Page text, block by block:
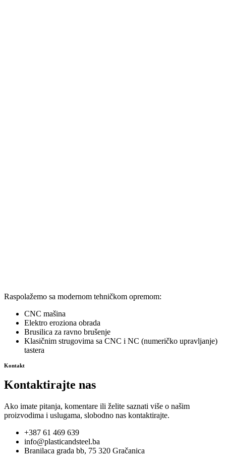
Raspolažemo sa modernom tehničkom opremom:
CNC mašina
Elektro eroziona obrada
Brusilica za ravno brušenje
Klasičnim strugovima sa CNC i NC (numeričko upravljanje)
tastera
Kontakt
Kontaktirajte nas
Ako imate pitanja, komentare ili želite saznati više o našim
proizvodima i uslugama, slobodno nas kontaktirajte.
+387 61 469 639
info@plasticandsteel.ba
Branilaca grada bb, 75 320 Gračanica